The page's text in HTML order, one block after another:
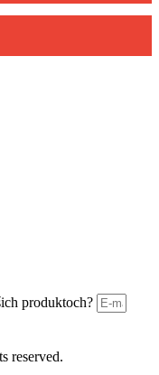
produktoch?
reserved.